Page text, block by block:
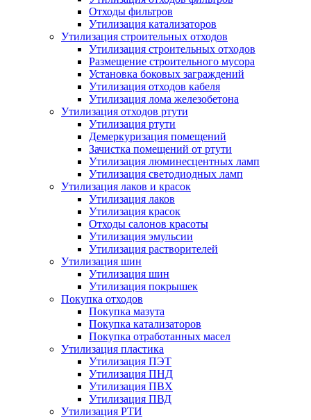
Отходы фильтров
Утилизация катализаторов
Утилизация строительных отходов
Утилизация строительных отходов
Размещение строительного мусора
Установка боковых заграждений
Утилизация отходов кабеля
Утилизация лома железобетона
Утилизация отходов ртути
Утилизация ртути
Демеркуризация помещений
Зачистка помещений от ртути
Утилизация люминесцентных ламп
Утилизация светодиодных ламп
Утилизация лаков и красок
Утилизация лаков
Утилизация красок
Отходы салонов красоты
Утилизация эмульсии
Утилизация растворителей
Утилизация шин
Утилизация шин
Утилизация покрышек
Покупка отходов
Покупка мазута
Покупка катализаторов
Покупка отработанных масел
Утилизация пластика
Утилизация ПЭТ
Утилизация ПНД
Утилизация ПВХ
Утилизация ПВД
Утилизация РТИ